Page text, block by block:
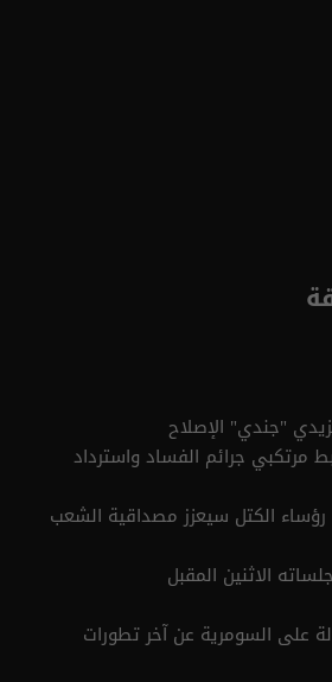
"جندي" الإصلاح
مرتكبي جرائم الفساد واسترداد
الكتل سيعزز مصداقية الشعب
الاثنين المقبل
على السومرية عن آخر تطورات